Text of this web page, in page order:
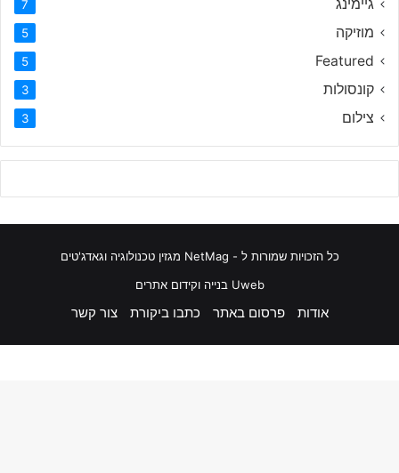
גיימינג 7
מוזיקה 5
Featured
5
קונסולות 3
צילום 3
כל הזכויות שמורות ל - NetMag מגזין טכנולוגיה וגאדג'טים
Uweb בנייה וקידום אתרים
אודות פרסום באתר כתבו ביקורת צור קשר